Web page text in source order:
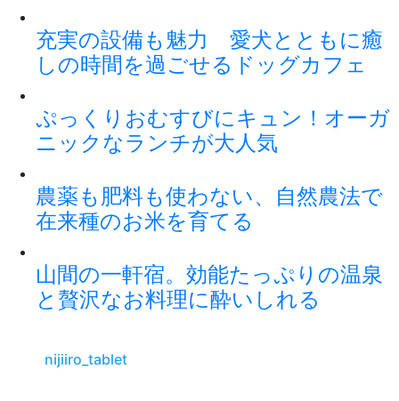
充実の設備も魅力 愛犬とともに癒
しの時間を過ごせるドッグカフェ
ぷっくりおむすびにキュン！オーガ
ニックなランチが大人気
農薬も肥料も使わない、自然農法で
在来種のお米を育てる
山間の一軒宿。効能たっぷりの温泉
と贅沢なお料理に酔いしれる
nijiiro_tablet